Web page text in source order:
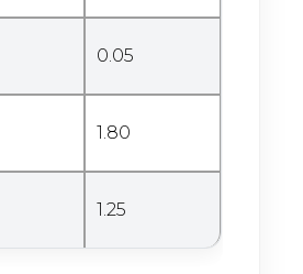
0.05
1.80
1.25